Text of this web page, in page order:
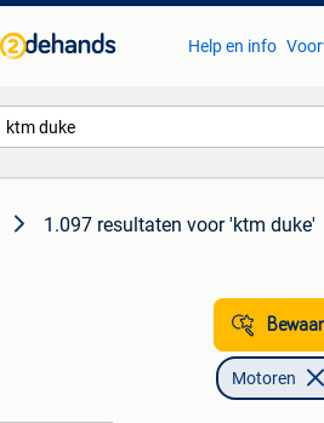
Help en info
1.097 resultaten voor 'ktm duke'
Motoren